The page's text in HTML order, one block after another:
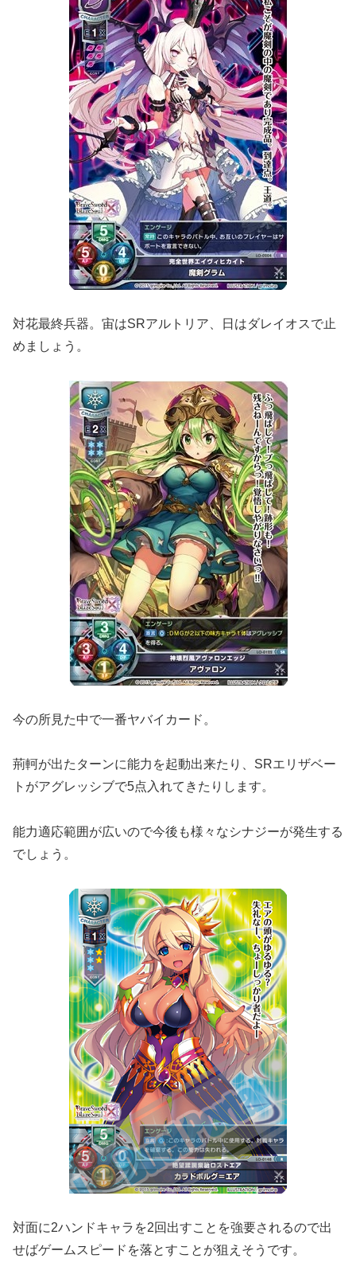
対花最終兵器。宙はSRアルトリア、日はダレイオスで止
めましょう。
今の所見た中で一番ヤバイカード。
荊軻が出たターンに能力を起動出来たり、SRエリザベー
トがアグレッシブで5点入れてきたりします。
能力適応範囲が広いので今後も様々なシナジーが発生する
でしょう。
対面に2ハンドキャラを2回出すことを強要されるので出
せばゲームスピードを落とすことが狙えそうです。